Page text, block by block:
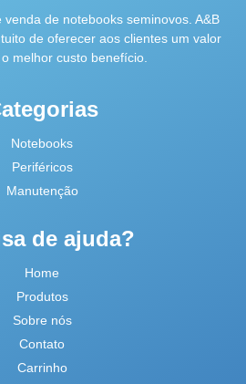
de notebooks seminovos. A&B
de oferecer aos clientes um valor
melhor custo benefício.
Notebooks
Periféricos
Manutenção
de ajuda?
Home
Produtos
Sobre nós
Contato
Carrinho